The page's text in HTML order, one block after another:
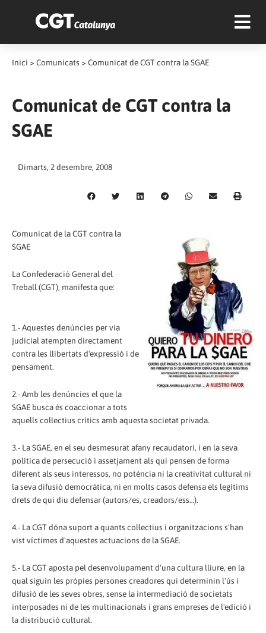
Inici > Comunicats > Comunicat de CGT contra la SGAE
Comunicat de CGT contra la
SGAE
Dimarts, 2 desembre, 2008
Comunicat de la CGT contra la
SGAE
La Confederació General del
Treball (CGT), manifesta que:
1.- Aquestes denúncies per via
judicial atempten directament
contra les llibertats d'expressió i de
pensament.
2.- Amb les denúncies el que la
SGAE busca és coaccionar a tots
aquells col·lectius crítics amb aquesta societat privada.
3.- La SGAE, en el seu desmesurat afany recaudatori, i en la seva
política de persecució i assetjament als qui pensen de forma
diferent als seus interessos, no potència ni la creativitat cultural ni
la seva difusió democràtica, ni en molts casos defensa els legítims
drets de qui diu defensar (autors/es, creadors/ess…).
4.- La CGT dóna suport a quants col·lectius i organitzacions s'han
vist víctimes d'aquestes actuacions de la SGAE.
5.- La CGT aposta pel desenvolupament d'una cultura lliure, en la
qual siguin les pròpies persones creadores qui determinin l'ús i
difusió de les seves obres, sense la intermediació de societats
interposades ni de les multinacionals i grans empreses de l'edició i
la distribució cultural.